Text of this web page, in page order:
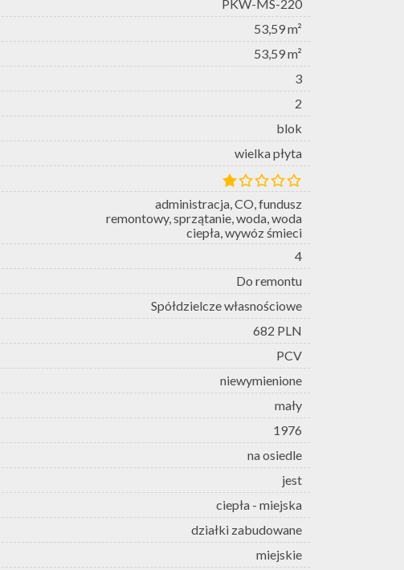
PKW-MS-220
53,59 m²
53,59 m²
3
2
blok
wielka płyta
administracja, CO, fundusz
remontowy, sprzątanie, woda, woda
ciepła, wywóz śmieci
4
Do remontu
Spółdzielcze własnościowe
682 PLN
PCV
niewymienione
mały
1976
na osiedle
jest
ciepła - miejska
działki zabudowane
miejskie